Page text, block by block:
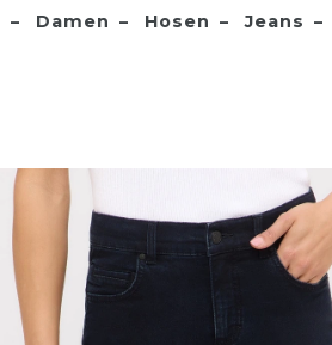
Damen Hosen Jeans